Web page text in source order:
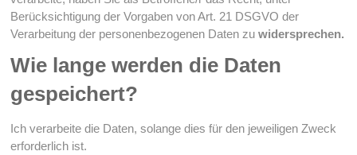
Berücksichtigung der Vorgaben von Art. 21 DSGVO der
Verarbeitung der personenbezogenen Daten zuwidersprechen.
Wie lange werden die Daten
gespeichert?
Ich verarbeite die Daten, solange dies für den jeweiligen Zweck
erforderlich ist.